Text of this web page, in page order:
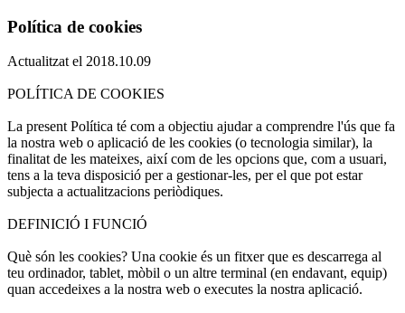
Política de cookies
Actualitzat el 2018.10.09
POLÍTICA DE COOKIES
La present Política té com a objectiu ajudar a comprendre l'ús que fa
la nostra web o aplicació de les cookies (o tecnologia similar), la
finalitat de les mateixes, així com de les opcions que, com a usuari,
tens a la teva disposició per a gestionar-les, per el que pot estar
subjecta a actualitzacions periòdiques.
DEFINICIÓ I FUNCIÓ
Què són les cookies? Una cookie és un fitxer que es descarrega al
teu ordinador, tablet, mòbil o un altre terminal (en endavant, equip)
quan accedeixes a la nostra web o executes la nostra aplicació.